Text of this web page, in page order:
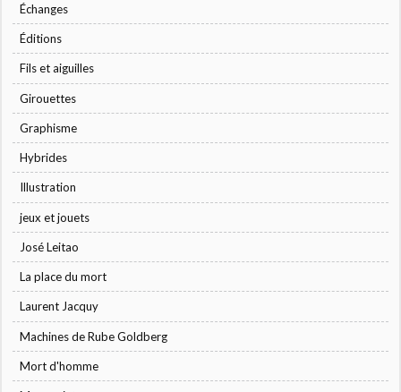
Échanges
Éditions
Fils et aiguilles
Girouettes
Graphisme
Hybrides
Illustration
jeux et jouets
José Leitao
La place du mort
Laurent Jacquy
Machines de Rube Goldberg
Mort d'homme